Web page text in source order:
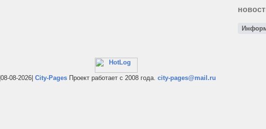
|08-08-2026| City-Pages Проект работает с 2008 года. city-pages@mail.ru